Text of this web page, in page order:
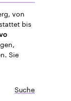
von
bis
Sie
Suche